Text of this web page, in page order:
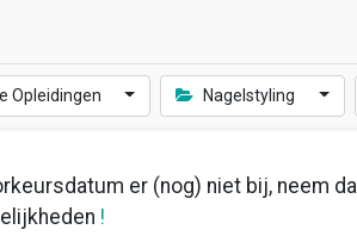
Opleidingen Nagelstyling
er (nog) niet bij, neem
!